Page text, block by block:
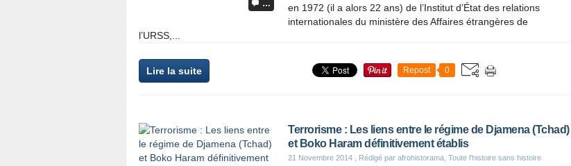
…
en 1972 (il a alors 22 ans) de l’Institut d’État des relations
internationales du ministère des Affaires étrangères de
l’URSS,...
Lire la suite Repost 0
Terrorisme : Les liens entre le régime de Djamena (Tchad)
et Boko Haram définitivement établis
21 Novembre 2014 , Rédigé par afrohistorama, Toute l'histoire sans histoire